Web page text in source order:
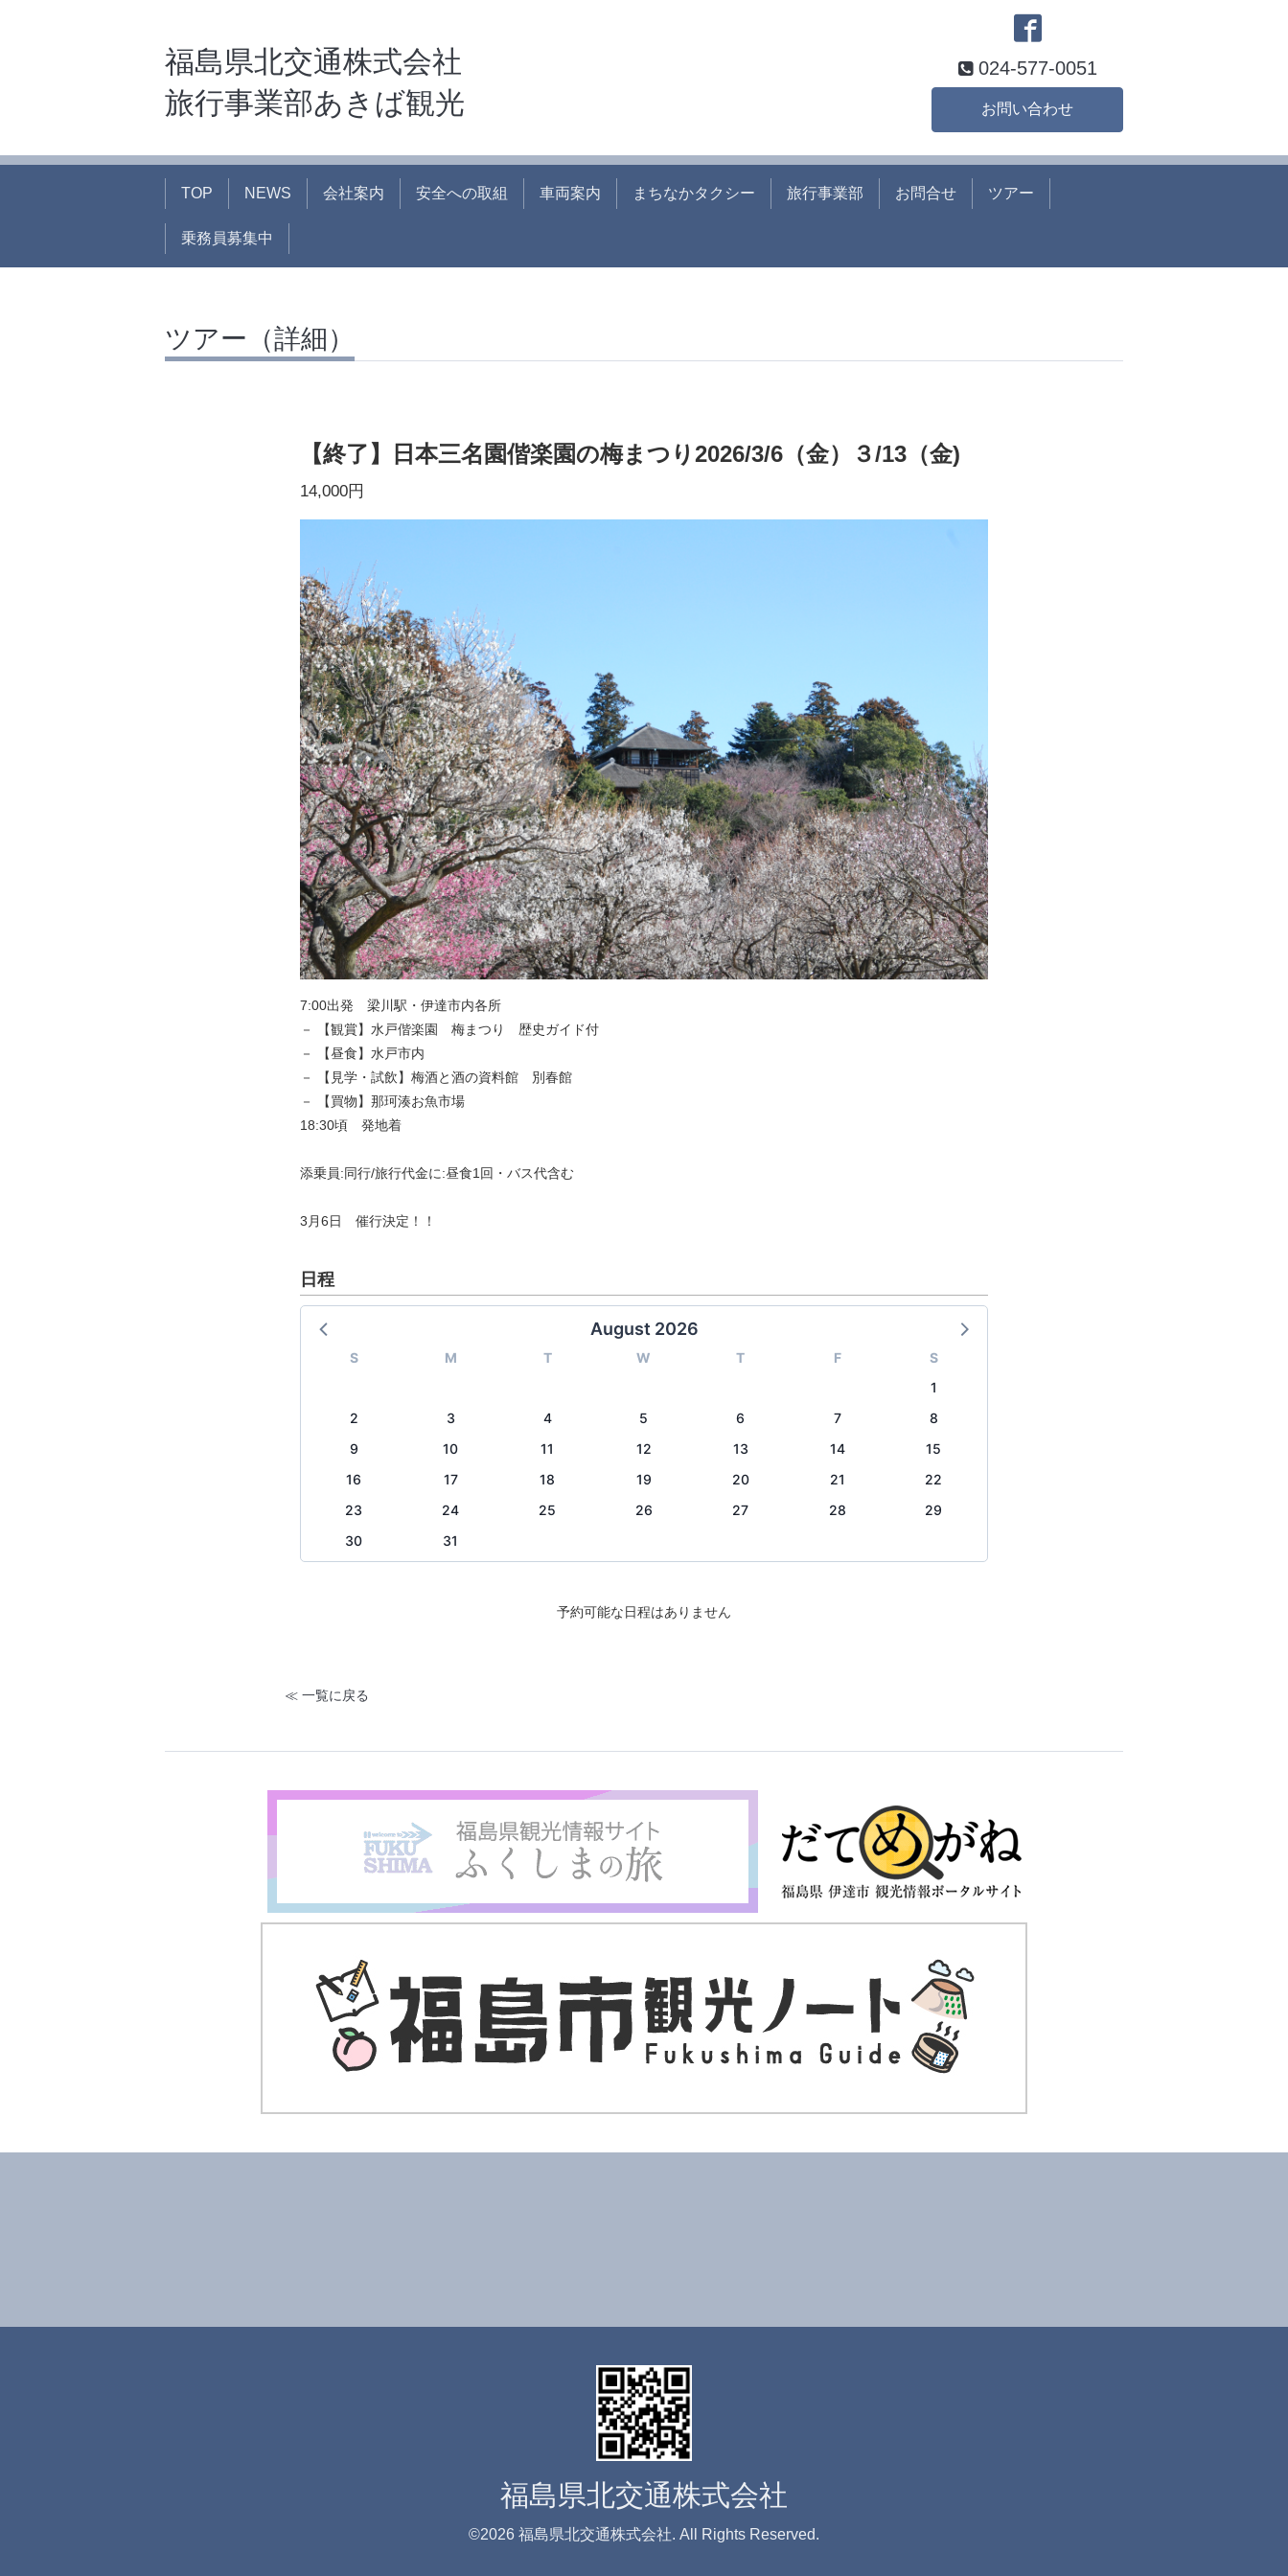
福島県北交通株式会社
旅行事業部あきば観光
024-577-0051
お問い合わせ
TOP NEWS 会社案内 安全への取組 車両案内 まちなかタクシー 旅行事業部 お問合せ ツアー
乗務員募集中
ツアー（詳細）
【終了】日本三名園偕楽園の梅まつり2026/3/6（金）３/13（金)
14,000円
7:00出発 梁川駅・伊達市内各所
－ 【観賞】水戸偕楽園 梅まつり 歴史ガイド付
－ 【昼食】水戸市内
－ 【見学・試飲】梅酒と酒の資料館 別春館
－ 【買物】那珂湊お魚市場
18:30頃 発地着
添乗員:同行/旅行代金に:昼食1回・バス代含む
3月6日 催行決定！！
日程
August 2026
S M T W T F
S
1
2
3 4 5 6 7
8
9
10 11 12 13 14
15
16
17 18 19 20 21
22
23
24 25 26 27 28
29
30
31
予約可能な日程はありません
≪ 一覧に戻る
福島県北交通株式会社
©2026 福島県北交通株式会社. All Rights Reserved.